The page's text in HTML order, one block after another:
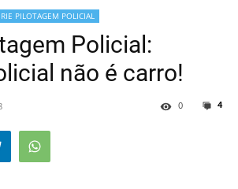
PILOTAGEM POLICIAL
Policial:
não é carro!
4
0